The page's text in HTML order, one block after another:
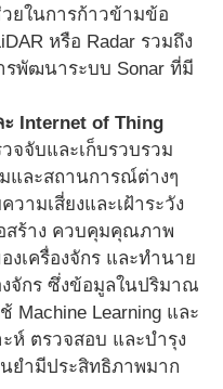
ยในการก้าวข้ามข้อ
หรือ Radar รวมถึง
รพัฒนาระบบ Sonar ที่มี
Internet of Thing
จจับและเก็บรวบรวม
และสถานการณ์ต่างๆ
ามเสี่ยงและเฝ้าระวัง
สร้าง ควบคุมคุณภาพ
เครื่องจักร และทำนาย
งจักร ซึ่งข้อมูลในปริมาณ
Machine Learning และ
ห์ ตรวจสอบ และบำรุง
ยำมีประสิทธิภาพมาก